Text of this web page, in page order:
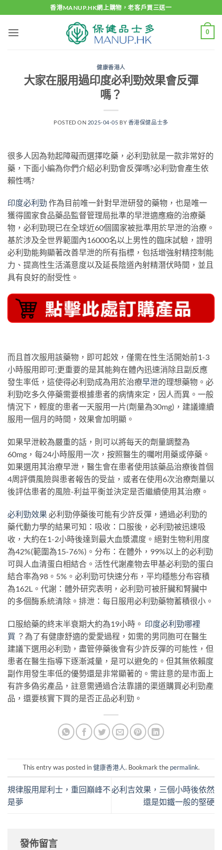
to
content
香港MANUP.HK網上購物，老客戶買三送一
0
健康香港人
大家在服用過印度必利勁效果會反彈
嗎？
POSTED ON 2025-04-05 BY 香港保健品士多
很多人因為勃起障礙而選擇吃藥，必利勁就是一款非常好的
藥，下面小編為你們介紹必利勁會反彈嗎?必利勁會產生依
賴性嗎?
印度必利勁 作為目前唯一針對早泄研發的藥物，也是唯一
獲得國家食品藥品監督管理局批準的早泄適應癥的治療藥
物，必利勁現已在全球近60個國家被批準用於早泄的治療。
基於涉及全世界範圍內16000名以上男性的臨床試驗，證明
必利勁能夠顯著改善早泄的所有指標，包括增強射精控制能
力、提高性生活滿意度以及延長陰道內射精潛伏時間，並且
具有良好的耐受性。
而且首次服用該藥物，即可起效，僅需在性生活開始前1-3
小時服用即可;更重要的是其能夠在體內迅速消除且副反應
發生率低，這使得必利勁成為用於治療早泄的理想藥物。必
利勁吃多久停藥需要根據患者的病情來定，因人而異。一般
情況下，輕度的患者一天服用一片(劑量為30mg)，建議連續
服用一個月的時間，效果會加明顯。
如果早泄較為嚴重的話，則可以將每天的劑量調整為
60mg，每24小時服用一次，按照醫生的囑咐用藥或停藥。
如果選用其治療早泄，醫生會在患者使用該藥品治療後首個
4周評價風險與患者報告的受益，或者在使用6次治療劑量以
後評估患者的風險-利益平衡並決定是否繼續使用其治療。
必利勁效果 必利勁停藥後可能有少許反彈，通過必利勁的
藥代動力學的結果可知：吸收：口服後，必利勁被迅速吸
收，大約在1-2小時後達到最大血漿濃度。絕對生物利用度
為42%(範圍為15-76%)。分布：在體外，99%以上的必利勁
可與人血清蛋白相結合。活性代謝產物去甲基必利勁的蛋白
結合率為98。5%。必利勁可快速分布，平均穩態分布容積
為162L。代謝：體外研究表明，必利勁可被肝臟和腎臟中
的多個酶系統清除。排泄：每日服用必利勁藥物蓄積很小。
口服給藥的終末半衰期大約為19小時。 印度必利勁哪裡
買 ？為了有健康舒適的愛愛過程，如需的男同胞可在醫生
建議下選用必利勁，盡管停藥後會有少許反彈的可能性，但
患者在醫生指導下逐漸減量，是可以避免的。但其無依賴度
副作用發生率低的優勢還是非常顯著的。需註意的是市面上
有許多偽劣產品，註意需通過合法靠譜的渠道購買必利勁產
品，還要核實下買的是否正品必利勁。
This entry was posted in健康香港人. Bookmark the permalink.
規律服用犀利士，重回巔峰不
是夢
必利吉效果，三個小時後依然
還是如鐵一般的堅硬
發佈留言